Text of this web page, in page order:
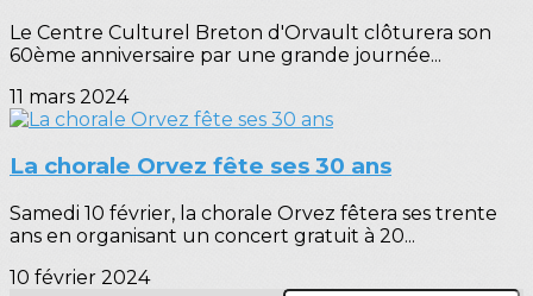
Le Centre Culturel Breton d'Orvault clôturera son
60ème anniversaire par une grande journée...
11 mars 2024
La chorale Orvez fête ses 30 ans
Samedi 10 février, la chorale Orvez fêtera ses trente
ans en organisant un concert gratuit à 20...
10 février 2024